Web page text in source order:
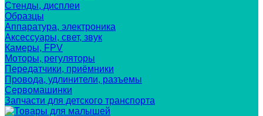
Стенды, дисплеи
Образцы
Аппаратура, электроника
Аксессуары, свет, звук
Камеры, FPV
Моторы, регуляторы
Передатчики, приёмники
Провода, удлинители, разъемы
Сервомашинки
Запчасти для детского транспорта